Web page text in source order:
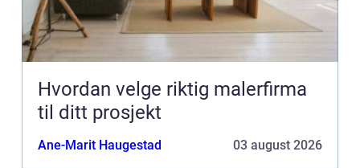
Hvordan velge riktig malerfirma
til ditt prosjekt
Ane-Marit Haugestad 03 august 2026